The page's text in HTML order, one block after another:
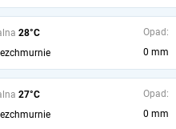
28°C
Opad:
0 mm
27°C
Opad:
0 mm